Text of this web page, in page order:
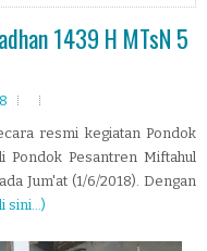
1439 H MTsN 5
resmi kegiatan Pondok
Pesantren Miftahul
Jum'at (1/6/2018). Dengan
sini...)